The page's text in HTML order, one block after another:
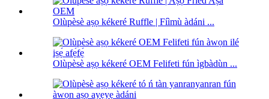
Olùpèsè aṣọ kékeré Ruffle | Fíìmù àdáni ...
Olùpèsè aṣọ kékeré OEM Felifeti fún ìgbàdùn ...